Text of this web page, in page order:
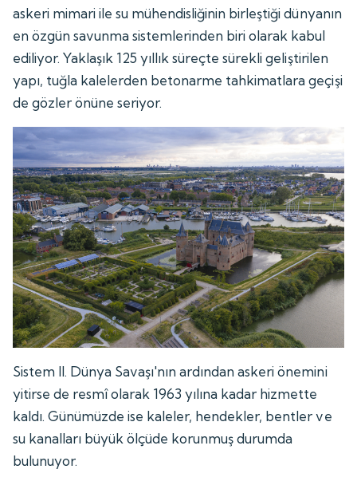
askeri mimari ile su mühendisliğinin birleştiği dünyanın
en özgün savunma sistemlerinden biri olarak kabul
ediliyor. Yaklaşık 125 yıllık süreçte sürekli geliştirilen
yapı, tuğla kalelerden betonarme tahkimatlara geçişi
de gözler önüne seriyor.
Sistem II. Dünya Savaşı'nın ardından askeri önemini
yitirse de resmî olarak 1963 yılına kadar hizmette
kaldı. Günümüzde ise kaleler, hendekler, bentler ve
su kanalları büyük ölçüde korunmuş durumda
bulunuyor.